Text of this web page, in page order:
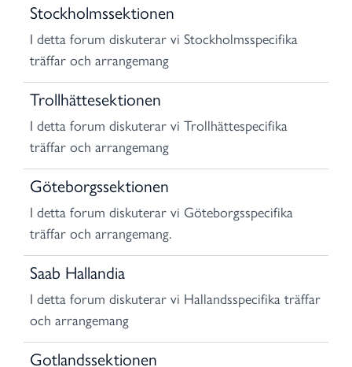
Stockholmssektionen
I detta forum diskuterar vi Stockholmsspecifika
träffar och arrangemang
Trollhättesektionen
I detta forum diskuterar vi Trollhättespecifika
träffar och arrangemang
Göteborgssektionen
I detta forum diskuterar vi Göteborgsspecifika
träffar och arrangemang.
Saab Hallandia
I detta forum diskuterar vi Hallandsspecifika träffar
och arrangemang
Gotlandssektionen